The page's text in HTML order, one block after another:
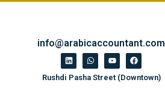
info@arabicaccountant.com
Rushdi Pasha Street (Downtown)